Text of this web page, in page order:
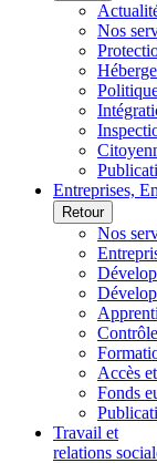
Nos
Entreprises,
Retour
Nos
Accès
Fonds
Travail et
relations